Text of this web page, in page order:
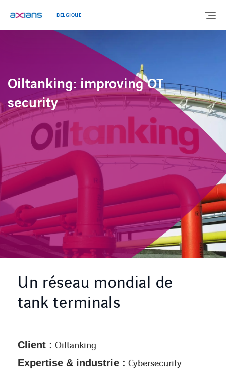
BELGIQUE
À PROPOS DE NOUS
NOTRE EXPERTISE
SEGMENTS DE MARCHÉ
TÉMOIGNAGES
ACTUALITÉS
TRAVAILLER CHEZ AXIANS
CONTACT
Oiltanking: improving OT
security
Un réseau mondial de
tank terminals
Client : Oiltanking
Expertise & industrie : Cybersecurity